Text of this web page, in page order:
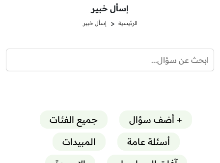
إسأل خبير
الرئيسية < إسأل خبير
+ أضف سؤال
جميع الفئات
أسئلة عامة
المبيدات